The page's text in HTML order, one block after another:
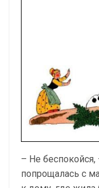
– Не
попрощалась с